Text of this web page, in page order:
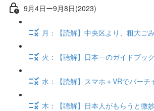
9月4日ー9月8日(2023)
月：【読解】中央区より、粗大ご
火：【聴解】日本一のガイドブッ
水：【読解】スマホ＋VRでバーチ
木：【聴解】日本人がもらうと微